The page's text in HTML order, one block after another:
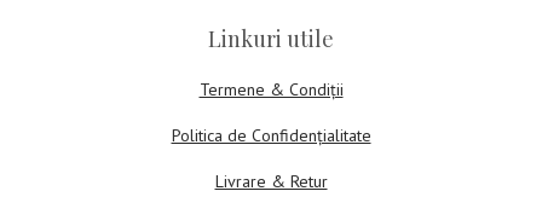
Linkuri utile
Termene & Condiții
Politica de Confidențialitate
Livrare & Retur